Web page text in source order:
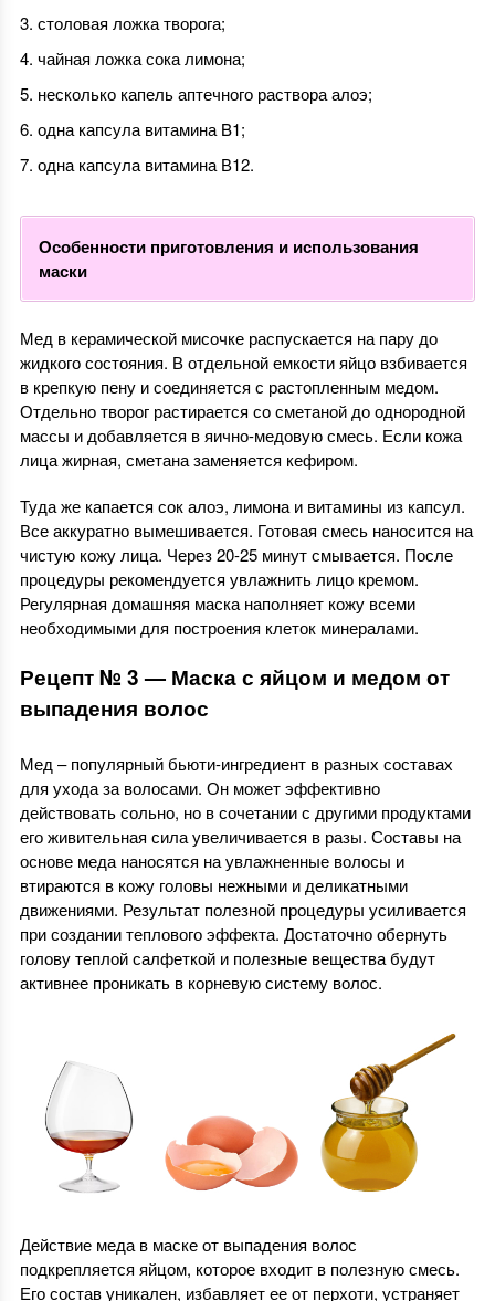
столовая ложка творога;
чайная ложка сока лимона;
несколько капель аптечного раствора алоэ;
одна капсула витамина B1;
одна капсула витамина В12.
Особенности приготовления и использования
маски
Мед в керамической мисочке распускается на пару до
жидкого состояния. В отдельной емкости яйцо взбивается
в крепкую пену и соединяется с растопленным медом.
Отдельно творог растирается со сметаной до однородной
массы и добавляется в яично-медовую смесь. Если кожа
лица жирная, сметана заменяется кефиром.
Туда же капается сок алоэ, лимона и витамины из капсул.
Все аккуратно вымешивается. Готовая смесь наносится на
чистую кожу лица. Через 20-25 минут смывается. После
процедуры рекомендуется увлажнить лицо кремом.
Регулярная домашняя маска наполняет кожу всеми
необходимыми для построения клеток минералами.
Рецепт № 3 — Маска с яйцом и медом от
выпадения волос
Мед – популярный бьюти-ингредиент в разных составах
для ухода за волосами. Он может эффективно
действовать сольно, но в сочетании с другими продуктами
его живительная сила увеличивается в разы. Составы на
основе меда наносятся на увлажненные волосы и
втираются в кожу головы нежными и деликатными
движениями. Результат полезной процедуры усиливается
при создании теплового эффекта. Достаточно обернуть
голову теплой салфеткой и полезные вещества будут
активнее проникать в корневую систему волос.
Действие меда в маске от выпадения волос
подкрепляется яйцом, которое входит в полезную смесь.
Его состав уникален, избавляет ее от перхоти, устраняет